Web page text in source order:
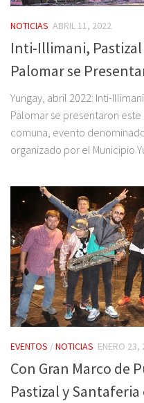
NOTICIAS ABRIL 11, 2022
Inti-Illimani,
Palomar se
Yungay, abril 2022: Inti-
Palomar se presentaron
comuna, evento
organizado por el Municipio
EVENTOS /NOTICIAS ENERO 23,
Con Gran Marco de
Pastizal y